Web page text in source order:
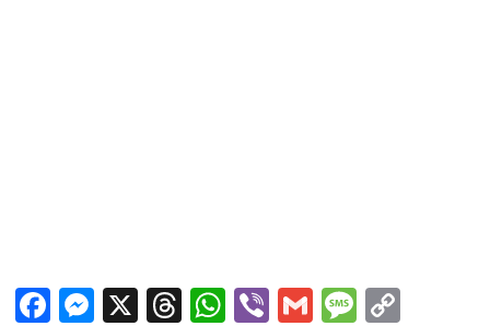
Facebook
Messenger
X Threads
WhatsApp
ViberGmail